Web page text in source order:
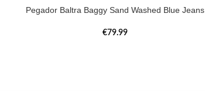
Pegador Baltra Baggy Sand Washed Blue Jeans
€79.99